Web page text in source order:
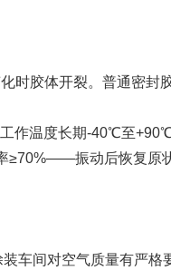
时胶体开裂。普通密
作温度长期-40℃至
≥70%——振动后恢复
车间对空气质量有严